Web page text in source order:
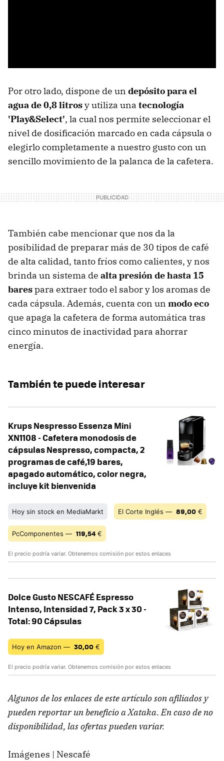
Por otro lado, dispone de un depósito para el
agua de 0,8 litrosy utiliza una tecnología
'Play&Select', la cual nos permite seleccionar el
nivel de dosificación marcado en cada cápsula o
elegirlo completamente a nuestro gusto con un
sencillo movimiento de la palanca de la cafetera.
También cabe mencionar que nos da la
posibilidad de preparar más de 30 tipos de café
de alta calidad, tanto fríos como calientes, y nos
brinda un sistema de alta presión de hasta 15
barespara extraer todo el sabor y los aromas de
cada cápsula. Además, cuenta con un modo eco
que apaga la cafetera de forma automática tras
cinco minutos de inactividad para ahorrar
energía.
También te puede interesar
Krups Nespresso Essenza Mini
XN1108 - Cafetera monodosis de
cápsulas Nespresso, compacta, 2
programas de café,19 bares,
apagado automático, color negra,
incluye kit bienvenida
Hoy sin stock en MediaMarkt El Corte Inglés — 89,00 €
PcComponentes — 119,54 €
El precio podría variar. Obtenemos comisión por estos enlaces
Dolce Gusto NESCAFÉ Espresso
Intenso, Intensidad 7, Pack 3 x 30 -
Total: 90 Cápsulas
Hoy en Amazon — 30,00 €
El precio podría variar. Obtenemos comisión por estos enlaces
Algunos de los enlaces de este artículo son afiliados y
pueden reportar un beneficio a Xataka. En caso de no
disponibilidad, las ofertas pueden variar.
Imágenes | Nescafé